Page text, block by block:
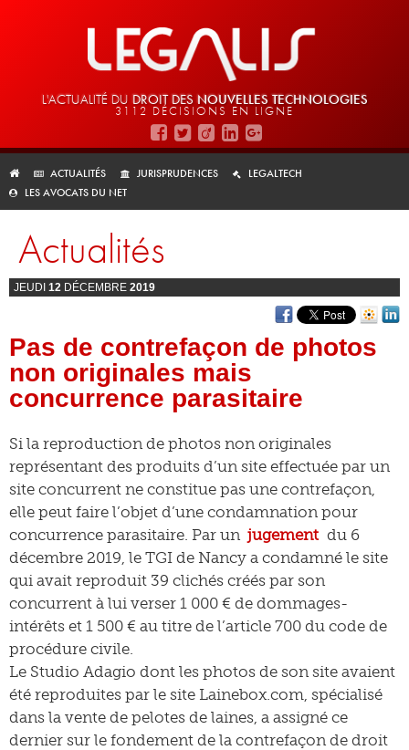
L'ACTUALITÉ DU DROIT DES NOUVELLES TECHNOLOGIES
3112 DÉCISIONS EN LIGNE
ACTUALITÉS JURISPRUDENCES
LEGALTECH
LES AVOCATS DU NET
Actualités
JEUDI 12 DÉCEMBRE 2019
Pas de contrefaçon de photos
non originales mais
concurrence parasitaire
Si la reproduction de photos non originales
représentant des produits d’un site effectuée par un
site concurrent ne constitue pas une contrefaçon,
elle peut faire l’objet d’une condamnation pour
concurrence parasitaire. Par un jugement du 6
décembre 2019, le TGI de Nancy a condamné le site
qui avait reproduit 39 clichés créés par son
concurrent à lui verser 1 000 € de dommages-
intérêts et 1 500 € au titre de l’article 700 du code de
procédure civile.
Le Studio Adagio dont les photos de son site avaient
été reproduites par le site Lainebox.com, spécialisé
dans la vente de pelotes de laines, a assigné ce
dernier sur le fondement de la contrefaçon de droit